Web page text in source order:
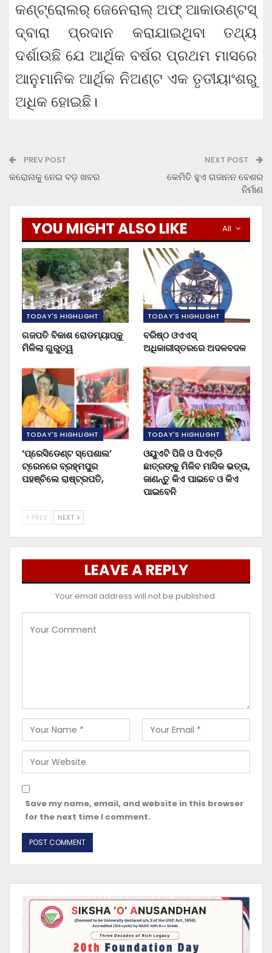
କଣ୍ଟ୍ରୋଲର୍ ଜେନେରାଲ୍ ଅଫ୍ ଆକାଉଣ୍ଟସ୍
ଦ୍ବାରା ପ୍ରଦାନ କରାଯାଇଥିବା ତଥ୍ୟ
ଦର୍ଶାଉଛି ଯେ ଆର୍ଥିକ ବର୍ଷର ପ୍ରଥମ ମାସରେ
ଆନୁମାନିକ ଆର୍ଥିକ ନିଅଣ୍ଟ ଏକ ତୃତୀୟାଂଶରୁ
ଅଧିକ ହୋଇଛି।
PREV POST
କରୋନାକୁ ନେଇ ବଡ଼ ଖବର
NEXT POST
କେମିତି ହୁଏ ଗଜାନନ ବେଶର
ନିର୍ମାଣ
All
YOU MIGHT ALSO LIKE
TODAY'S HIGHLIGHT
ଗଜପତି ବିକାଶ ରୋଡମ୍ୟାପ୍‌କୁ
ମିଳିଲା ଗୁରୁତ୍ୱ
TODAY'S HIGHLIGHT
ବରିଷ୍ଠ ଓଏଏସ୍‌
ଅଧିକାରୀସ୍ତରରେ ଅଦଳବଦଳ
TODAY'S HIGHLIGHT
‘ପ୍ରେସିଡେଣ୍ଟ ସ୍ପେଶାଲ’
ଟ୍ରେନରେ ବ୍ରହ୍ମପୁର
ପହଞ୍ଚିଲେ ରାଷ୍ଟ୍ରପତି,
TODAY'S HIGHLIGHT
ଓୟୁଏଟି ପିଜି ଓ ପିଏଚ୍‌ଡି
ଛାତ୍ରଙ୍କୁ ମିଳିବ ମାସିକ ଭତ୍ତା,
ଜାଣନ୍ତୁ କିଏ ପାଇବେ ଓ କିଏ
ପାଇବେନି
PREV NEXT
LEAVE A REPLY
Your email address will not be published.
Save my name, email, and website in this browser
for the next time I comment.